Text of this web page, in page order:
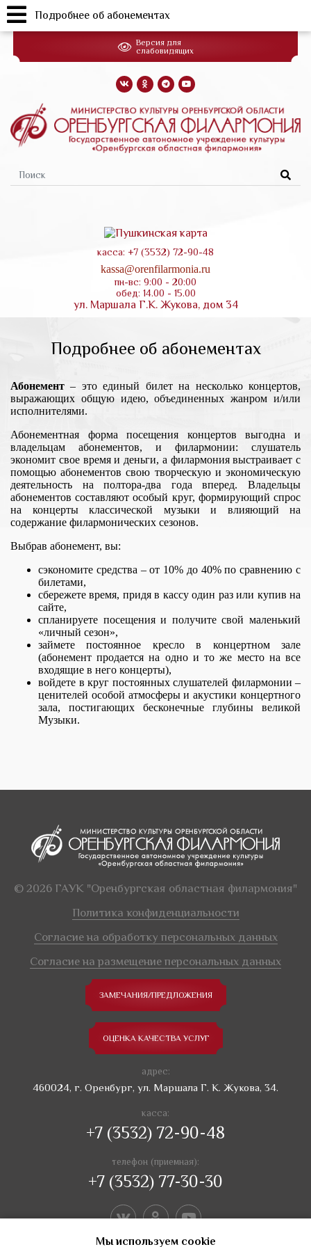
Перейти
основному
Форма
поиска
касса: +7 (3532) 72-90-48
kassa@orenfilarmonia.ru
пн-вс: 9:00 - 20:00
обед: 14.00 - 15.00
ул. Маршала Г.К. Жукова, дом 34
Версия для
слабовидящих
Подробнее об абонементах
Абонемент – это единый билет на несколько концертов,
выражающих общую идею, объединенных жанром и/или
исполнителями.
Абонементная форма посещения концертов выгодна и
владельцам абонементов, и филармонии: слушатель
экономит свое время и деньги, а филармония выстраивает с
помощью абонементов свою творческую и экономическую
деятельность на полтора-два года вперед. Владельцы
абонементов составляют особый круг, формирующий спрос
на концерты классической музыки и влияющий на
содержание филармонических сезонов.
Выбрав абонемент, вы:
сэкономите средства – от 10% до 40% по сравнению с
билетами,
сбережете время, придя в кассу один раз или купив на
сайте,
спланируете посещения и получите свой маленький
«личный сезон»,
займете постоянное кресло в концертном зале
(абонемент продается на одно и то же место на все
входящие в него концерты),
войдете в круг постоянных слушателей филармонии –
ценителей особой атмосферы и акустики концертного
зала, постигающих бесконечные глубины великой
Музыки.
Подробнее об абонементах
Мы используем сookie
© 2026 ГАУК "Оренбургская областная филармония"
Политика конфиденциальности
Согласие на обработку персональных данных
Согласие на размещение персональных данных
ЗАМЕЧАНИЯ/ПРЕДЛОЖЕНИЯ
ОЦЕНКА КАЧЕСТВА УСЛУГ
адрес:
460024, г. Оренбург, ул. Маршала Г. К. Жукова, 34.
касса:
+7 (3532) 72-90-48
телефон (приемная):
+7 (3532) 77-30-30